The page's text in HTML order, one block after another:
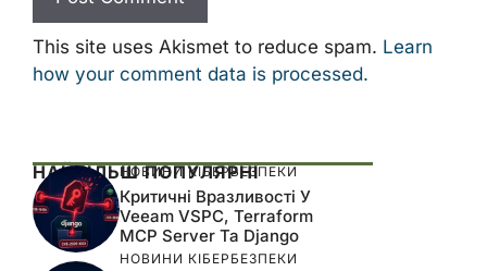
This site uses Akismet to reduce spam. Learn
how your comment data is processed.
НАЙБІЛЬШ ПОПУЛЯРНІ
НОВИНИ КІБЕРБЕЗПЕКИ
Критичні Вразливості У
Veeam VSPC, Terraform
MCP Server Та Django
НОВИНИ КІБЕРБЕЗПЕКИ